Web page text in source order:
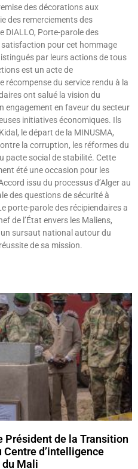
des décorations aux
des remerciements des
DIALLO, Porte-parole des
pour cet hommage
par leurs actions de tous
est un acte de
récompense du service rendu à la
ont salué la vision du
engagement en faveur du secteur
initiatives économiques. Ils
le départ de la MINUSMA,
la corruption, les réformes du
pacte social de stabilité. Cette
été une occasion pour les
issu du processus d’Alger au
des questions de sécurité à
porte-parole des récipiendaires a
de l’État envers les Maliens,
sursaut national autour du
de sa mission.
Président de la Transition
d’intelligence
Mali